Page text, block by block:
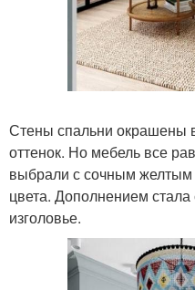
Стены спальни окрашены
оттенок. Но мебель все
выбрали с сочным желтым
цвета. Дополнением стала
изголовье.